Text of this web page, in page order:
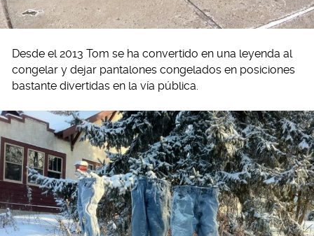
Desde el 2013 Tom se ha convertido en una leyenda al
congelar y dejar pantalones congelados en posiciones
bastante divertidas en la vía pública.